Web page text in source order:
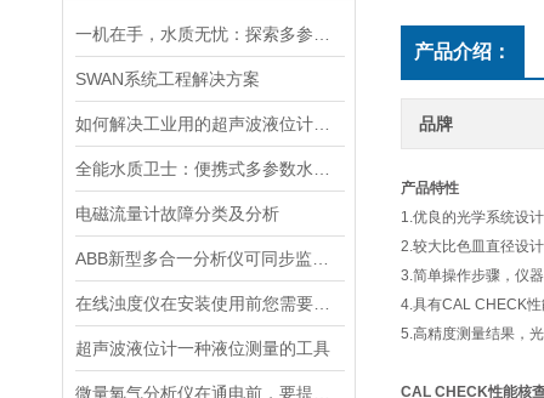
SWAN系统工程解决方案
电磁流量计故障分类及分析
超声波液位计一种液位测量的工具
产品介绍：
品牌
产品特性
1.优良的光学系统设
2.较大比色皿直径设
3.简单操作步骤，仪
4.具有CAL CHECK
5.高精度测量结果，
CAL CHECK性能核